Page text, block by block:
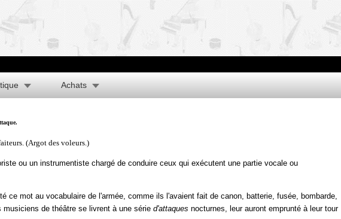
Achats
(Argot des voleurs.)
ou un instrumentiste chargé de conduire ceux qui exécutent une partie vocale ou
ce mot au vocabulaire de l'armée, comme ils l'avaient fait de canon, batterie, fusée, bombarde,
de théâtre se livrent à une série d'attaques nocturnes, leur auront emprunté à leur tour